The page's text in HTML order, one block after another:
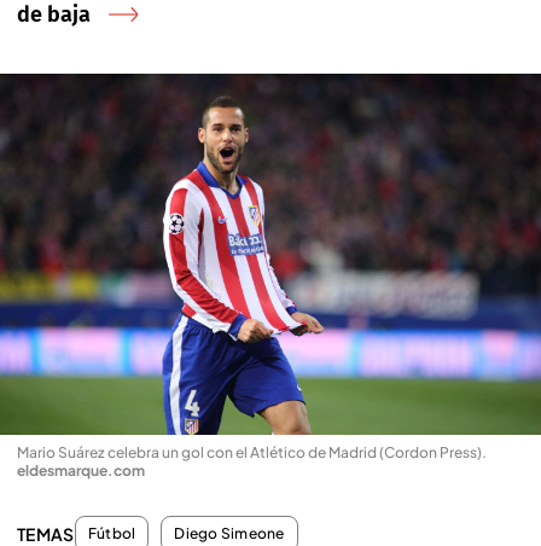
de baja
Mario Suárez celebra un gol con el Atlético de Madrid (Cordon Press).
eldesmarque.com
TEMAS Fútbol Diego Simeone